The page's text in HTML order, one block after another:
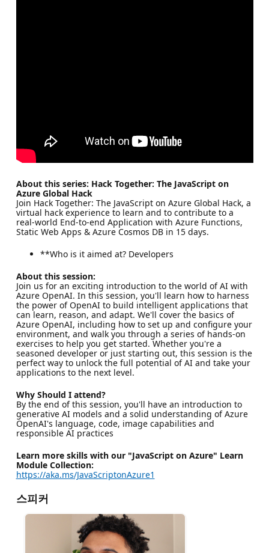
About this series: Hack Together: The JavaScript on
Azure Global Hack
Join Hack Together: The JavaScript on Azure Global Hack, a
virtual hack experience to learn and to contribute to a
real-world End-to-end Application with Azure Functions,
Static Web Apps & Azure Cosmos DB in 15 days.
**Who is it aimed at? Developers
About this session:
Join us for an exciting introduction to the world of AI with
Azure OpenAI. In this session, you'll learn how to harness
the power of OpenAI to build intelligent applications that
can learn, reason, and adapt. We'll cover the basics of
Azure OpenAI, including how to set up and configure your
environment, and walk you through a series of hands-on
exercises to help you get started. Whether you're a
seasoned developer or just starting out, this session is the
perfect way to unlock the full potential of AI and take your
applications to the next level.
Why Should I attend?
By the end of this session, you'll have an introduction to
generative AI models and a solid understanding of Azure
OpenAI's language, code, image capabilities and
responsible AI practices
Learn more skills with our "JavaScript on Azure" Learn
Module Collection:
https://aka.ms/JavaScriptonAzure1
스피커